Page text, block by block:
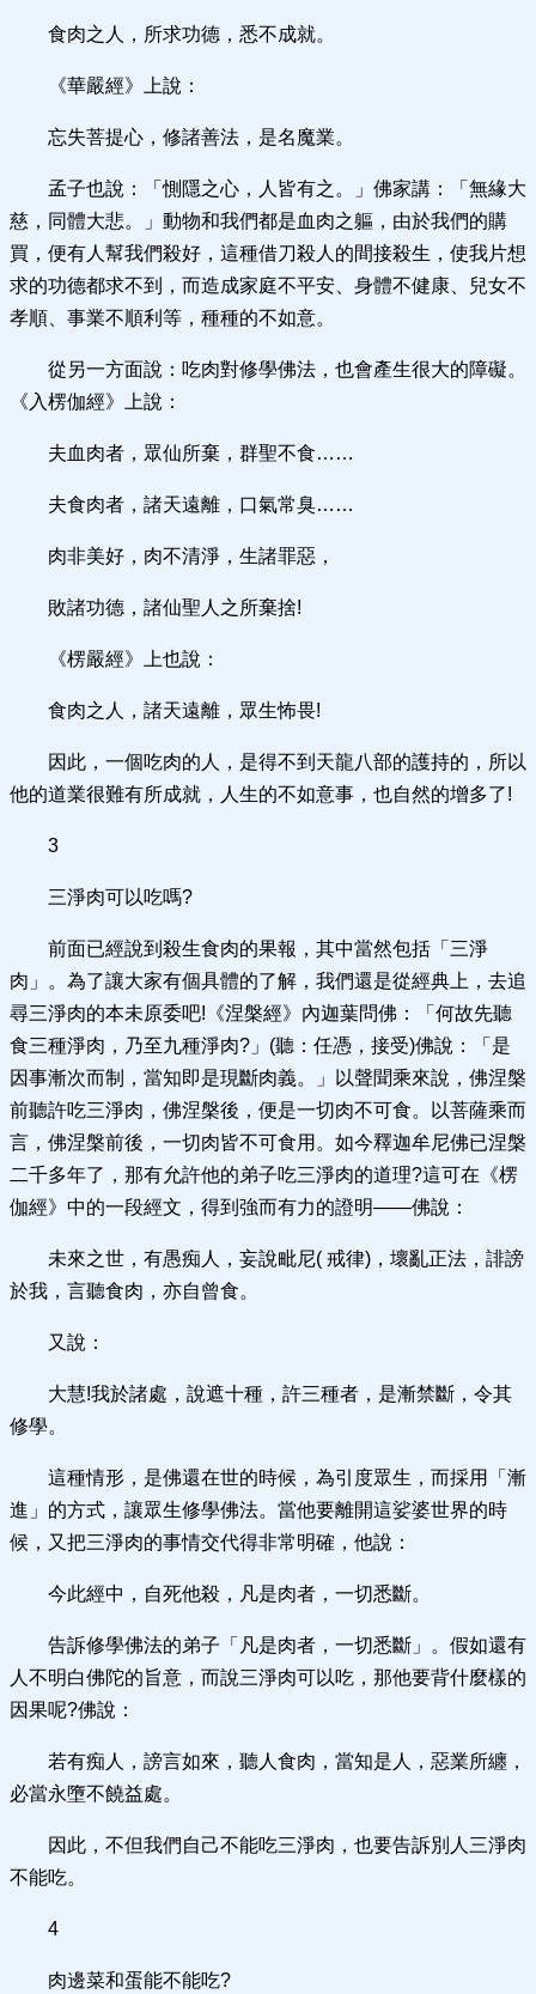
食肉之人，所求功德，悉不成就。
《華嚴經》上說：
忘失菩提心，修諸善法，是名魔業。
孟子也說：「惻隱之心，人皆有之。」佛家講：「無緣大
慈，同體大悲。」動物和我們都是血肉之軀，由於我們的購
買，便有人幫我們殺好，這種借刀殺人的間接殺生，使我片想
求的功德都求不到，而造成家庭不平安、身體不健康、兒女不
孝順、事業不順利等，種種的不如意。
從另一方面說：吃肉對修學佛法，也會產生很大的障礙。
《入楞伽經》上說：
夫血肉者，眾仙所棄，群聖不食……
夫食肉者，諸天遠離，口氣常臭……
肉非美好，肉不清淨，生諸罪惡，
敗諸功德，諸仙聖人之所棄捨!
《楞嚴經》上也說：
食肉之人，諸天遠離，眾生怖畏!
因此，一個吃肉的人，是得不到天龍八部的護持的，所以
他的道業很難有所成就，人生的不如意事，也自然的增多了!
3
三淨肉可以吃嗎?
前面已經說到殺生食肉的果報，其中當然包括「三淨
肉」。為了讓大家有個具體的了解，我們還是從經典上，去追
尋三淨肉的本未原委吧!《涅槃經》內迦葉問佛：「何故先聽
食三種淨肉，乃至九種淨肉?」(聽：任憑，接受)佛說：「是
因事漸次而制，當知即是現斷肉義。」以聲聞乘來說，佛涅槃
前聽許吃三淨肉，佛涅槃後，便是一切肉不可食。以菩薩乘而
言，佛涅槃前後，一切肉皆不可食用。如今釋迦牟尼佛已涅槃
二千多年了，那有允許他的弟子吃三淨肉的道理?這可在《楞
伽經》中的一段經文，得到強而有力的證明——佛說：
未來之世，有愚痴人，妄說毗尼( 戒律)，壞亂正法，誹謗
於我，言聽食肉，亦自曾食。
又說：
大慧!我於諸處，說遮十種，許三種者，是漸禁斷，令其
修學。
這種情形，是佛還在世的時候，為引度眾生，而採用「漸
進」的方式，讓眾生修學佛法。當他要離開這娑婆世界的時
候，又把三淨肉的事情交代得非常明確，他說：
今此經中，自死他殺，凡是肉者，一切悉斷。
告訴修學佛法的弟子「凡是肉者，一切悉斷」。假如還有
人不明白佛陀的旨意，而說三淨肉可以吃，那他要背什麼樣的
因果呢?佛說：
若有痴人，謗言如來，聽人食肉，當知是人，惡業所纏，
必當永墮不饒益處。
因此，不但我們自己不能吃三淨肉，也要告訴別人三淨肉
不能吃。
4
肉邊菜和蛋能不能吃?